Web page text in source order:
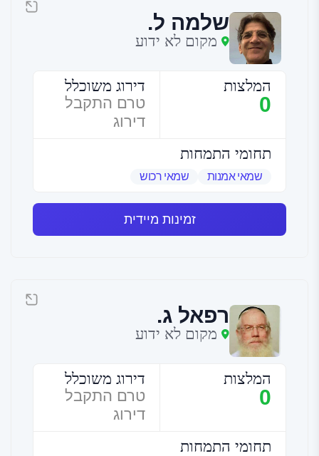
שלמה ל.
מקום לא ידוע
המלצות
0
דירוג משוכלל
טרם התקבל
דירוג
תחומי התמחות
שמאי אמנות שמאי רכוש
זמינות מיידית
רפאל ג.
מקום לא ידוע
המלצות
0
דירוג משוכלל
טרם התקבל
דירוג
תחומי התמחות